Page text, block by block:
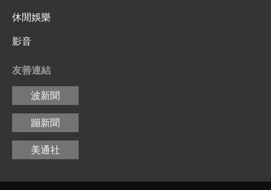
休閒娛樂
影音
友善連結
波新聞
蹦新聞
美通社